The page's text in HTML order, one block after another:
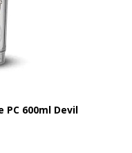
600ml Devil